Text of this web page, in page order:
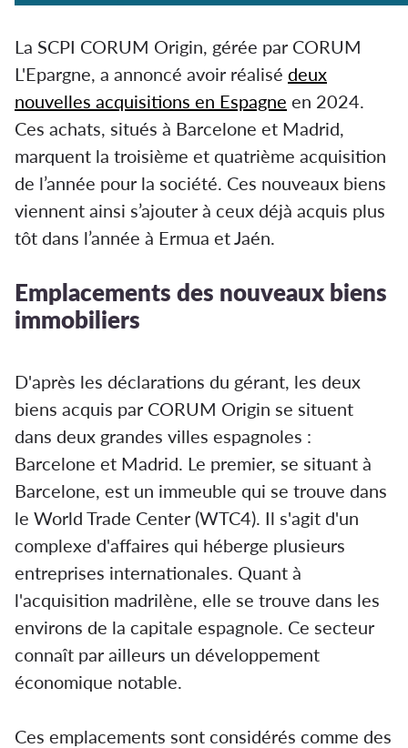
La SCPI CORUM Origin, gérée par CORUM
L'Epargne, a annoncé avoir réalisé deux
nouvelles acquisitions en Espagne en 2024.
Ces achats, situés à Barcelone et Madrid,
marquent la troisième et quatrième acquisition
de l’année pour la société. Ces nouveaux biens
viennent ainsi s’ajouter à ceux déjà acquis plus
tôt dans l’année à Ermua et Jaén.
Emplacements des nouveaux biens
immobiliers
D'après les déclarations du gérant, les deux
biens acquis par CORUM Origin se situent
dans deux grandes villes espagnoles :
Barcelone et Madrid. Le premier, se situant à
Barcelone, est un immeuble qui se trouve dans
le World Trade Center (WTC4). Il s'agit d'un
complexe d'affaires qui héberge plusieurs
entreprises internationales. Quant à
l'acquisition madrilène, elle se trouve dans les
environs de la capitale espagnole. Ce secteur
connaît par ailleurs un développement
économique notable.
Ces emplacements sont considérés comme des